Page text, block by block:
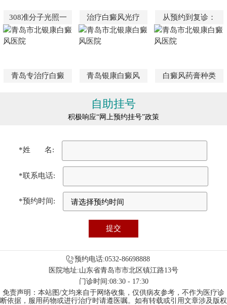
308准分子光照一 治疗白癜风光疗 从预约到复诊：
青岛专治疗白癜 青岛银康白癜风 白癜风药膏种类
自助挂号
积极响应“网上预约挂号”政策
*姓 名:
*联系电话:
*预约时间:
预约电话:0532-86698888
医院地址:山东省青岛市市北区镇江路13号
门诊时间:08:30 - 17:30
免责声明：本站图/文均来自于网络收集，仅供病友参考，不作为医疗诊
断依据，服用药物或进行治疗时请遵医嘱。如有转载或引用文章涉及版权